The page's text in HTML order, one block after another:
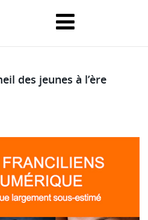
des jeunes à l’ère